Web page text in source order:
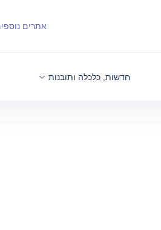
חדשות, כלכלה ותובנות
אתרים